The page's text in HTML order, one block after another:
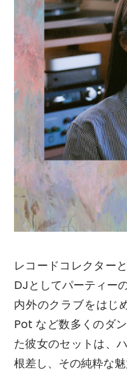
レコードコレクター
DJとしてパーティー
内外のクラブをはじ
Pot など数多くのダ
た彼女のセットは、
根差し、その純粋な魅